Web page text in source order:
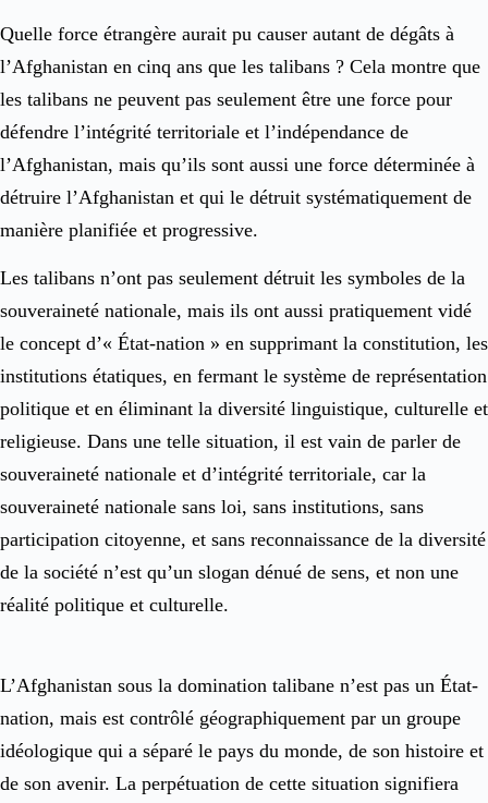
Quelle force étrangère aurait pu causer autant de dégâts à
l’Afghanistan en cinq ans que les talibans ? Cela montre que
les talibans ne peuvent pas seulement être une force pour
défendre l’intégrité territoriale et l’indépendance de
l’Afghanistan, mais qu’ils sont aussi une force déterminée à
détruire l’Afghanistan et qui le détruit systématiquement de
manière planifiée et progressive.
Les talibans n’ont pas seulement détruit les symboles de la
souveraineté nationale, mais ils ont aussi pratiquement vidé
le concept d’« État-nation » en supprimant la constitution, les
institutions étatiques, en fermant le système de représentation
politique et en éliminant la diversité linguistique, culturelle et
religieuse. Dans une telle situation, il est vain de parler de
souveraineté nationale et d’intégrité territoriale, car la
souveraineté nationale sans loi, sans institutions, sans
participation citoyenne, et sans reconnaissance de la diversité
de la société n’est qu’un slogan dénué de sens, et non une
réalité politique et culturelle.
L’Afghanistan sous la domination talibane n’est pas un État-
nation, mais est contrôlé géographiquement par un groupe
idéologique qui a séparé le pays du monde, de son histoire et
de son avenir. La perpétuation de cette situation signifiera